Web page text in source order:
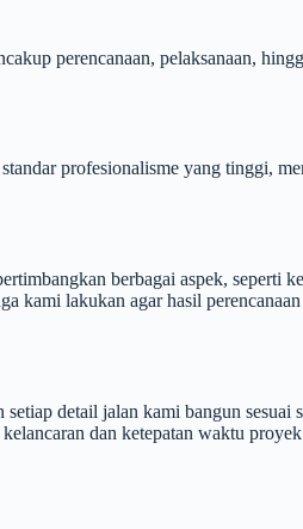
perencanaan, pelaksanaan,
profesionalisme yang tinggi,
berbagai aspek, seperti
kami lakukan agar hasil perencanaan
detail jalan kami bangun sesuai
dan ketepatan waktu